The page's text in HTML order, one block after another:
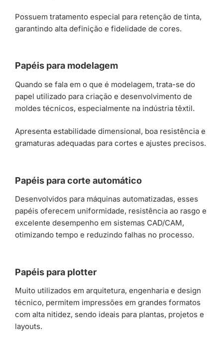
Possuem tratamento especial para retenção de tinta,
garantindo alta definição e fidelidade de cores.
Papéis para modelagem
Quando se fala em o que é modelagem, trata-se do
papel utilizado para criação e desenvolvimento de
moldes técnicos, especialmente na indústria têxtil.
Apresenta estabilidade dimensional, boa resistência e
gramaturas adequadas para cortes e ajustes precisos.
Papéis para corte automático
Desenvolvidos para máquinas automatizadas, esses
papéis oferecem uniformidade, resistência ao rasgo e
excelente desempenho em sistemas CAD/CAM,
otimizando tempo e reduzindo falhas no processo.
Papéis para plotter
Muito utilizados em arquitetura, engenharia e design
técnico, permitem impressões em grandes formatos
com alta nitidez, sendo ideais para plantas, projetos e
layouts.